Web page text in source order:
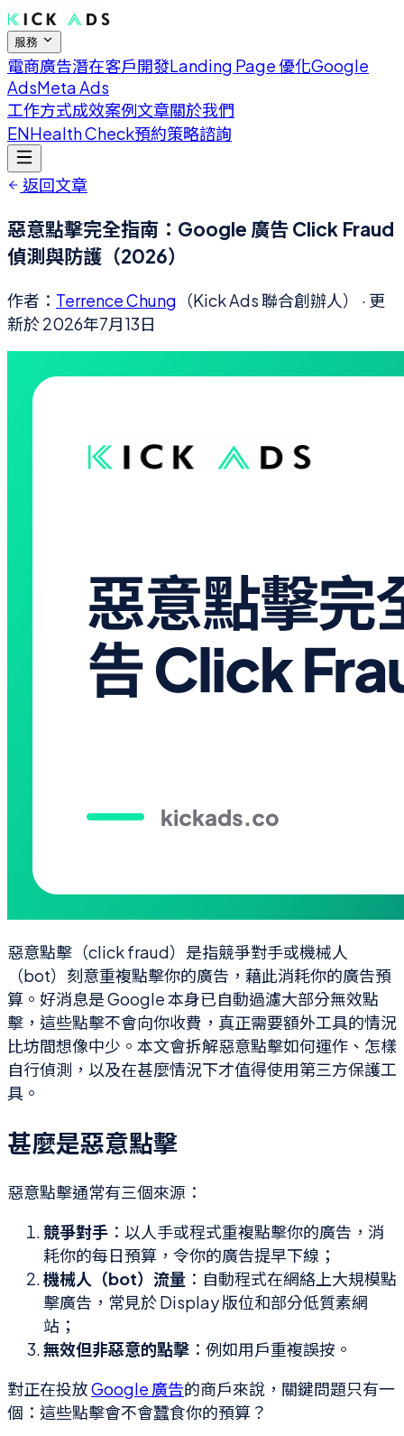
服務
電商廣告潛在客戶開發Landing Page 優化Google
AdsMeta Ads
工作方式成效案例文章關於我們
ENHealth Check預約策略諮詢
返回文章
惡意點擊完全指南：Google 廣告 Click Fraud
偵測與防護（2026）
作者： Terrence Chung （Kick Ads 聯合創辦人）
· 更
新於2026年7月13日
惡意點擊（click fraud）是指競爭對手或機械人
（bot）刻意重複點擊你的廣告，藉此消耗你的廣告預
算。好消息是 Google 本身已自動過濾大部分無效點
擊，這些點擊不會向你收費，真正需要額外工具的情況
比坊間想像中少。本文會拆解惡意點擊如何運作、怎樣
自行偵測，以及在甚麼情況下才值得使用第三方保護工
具。
甚麼是惡意點擊
惡意點擊通常有三個來源：
競爭對手 ：以人手或程式重複點擊你的廣告，消
耗你的每日預算，令你的廣告提早下線；
機械人（bot）流量 ：自動程式在網絡上大規模點
擊廣告，常見於 Display 版位和部分低質素網
站；
無效但非惡意的點擊 ：例如用戶重複誤按。
對正在投放Google 廣告的商戶來說，關鍵問題只有一
個：這些點擊會不會蠶食你的預算？